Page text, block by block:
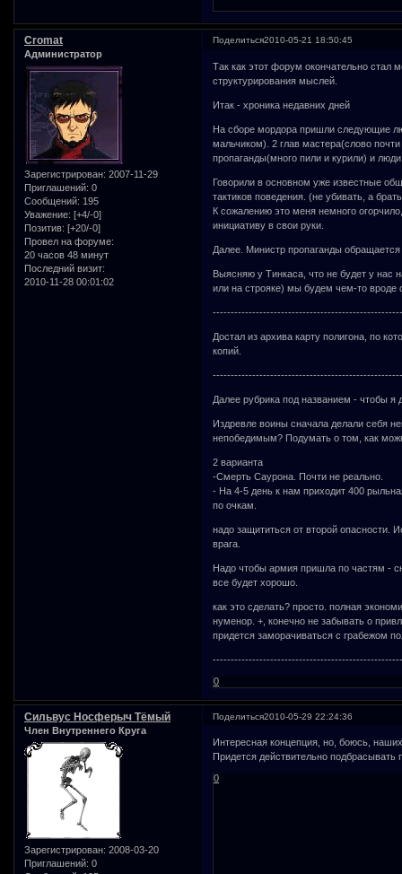
Поделиться2010-05-21 18:50:45
Cromat
Администратор
Зарегистрирован: 2007-11-29
Приглашений: 0
Сообщений: 195
Уважение: [+4/-0]
Позитив: [+20/-0]
Провел на форуме:
20 часов 48 минут
Последний визит:
2010-11-28 00:01:02
Так как этот форум окончательно стал
структурирования мыслей.
Итак - хроника недавних дней
На сборе мордора пришли следующие
мальчиком). 2 глав мастера(слово
пропаганды(много пили и курили) и
Говорили в основном уже известные
тактиков поведения. (не убивать, а
К сожалению это меня немного
инициативу в свои руки.
Далее. Министр пропаганды
Выясняю у Тинкаса, что не будет у нас
или на строяке) мы будем чем-то вроде
Достал из архива карту полигона, по
копий.
Далее рубрика под названием - чтобы
Издревле воины сначала делали себя
непобедимым? Подумать о том, как
2 варианта
-Смерть Саурона. Почти не реально.
- На 4-5 день к нам приходит 400
по очкам.
надо защититься от второй опасности.
врага.
Надо чтобы армия пришла по частям -
все будет хорошо.
как это сделать? просто. полная
нуменор. +, конечно не забывать о
придется заморачиваться с грабежом
0
Поделиться2010-05-29 22:24:36
Сильвус Носферыч Тёмый
Член Внутреннего Круга
Зарегистрирован: 2008-03-20
Приглашений: 0
Интересная концепция, но, боюсь,
Придется действительно подбрасывать
0